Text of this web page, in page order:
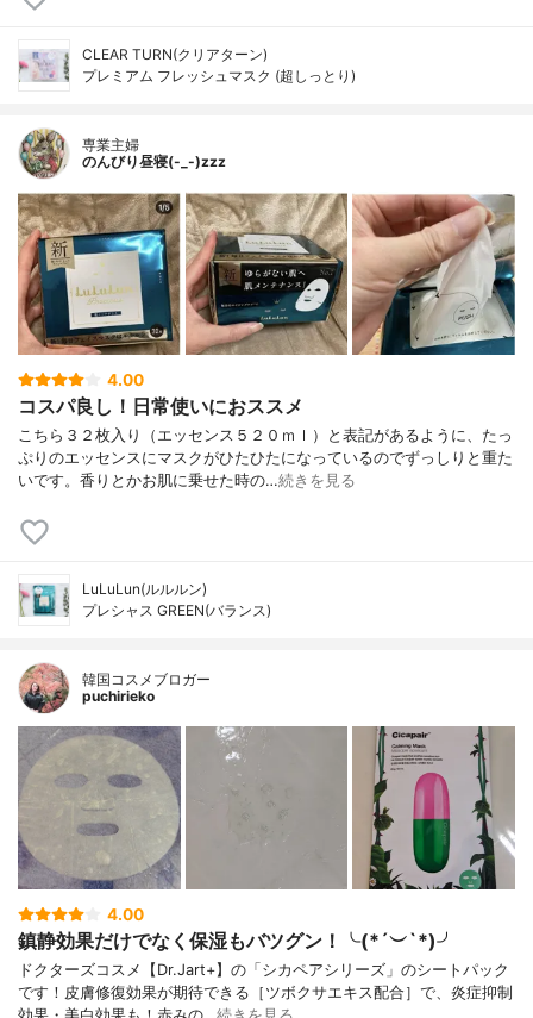
CLEAR TURN(クリアターン)
プレミアム フレッシュマスク (超しっとり)
専業主婦
のんびり昼寝(-_-)zzz
4.00
コスパ良し！日常使いにおススメ
こちら３２枚入り（エッセンス５２０ｍｌ）と表記があるように、たっ
ぷりのエッセンスにマスクがひたひたになっているのでずっしりと重た
いです。香りとかお肌に乗せた時の…続きを見る
LuLuLun(ルルルン)
プレシャス GREEN(バランス)
韓国コスメブロガー
puchirieko
4.00
鎮静効果だけでなく保湿もバツグン！╰(*´︶`*)╯
ドクターズコスメ【Dr.Jart+】の「シカペアシリーズ」のシートパック
です！皮膚修復効果が期待できる［ツボクサエキス配合］で、炎症抑制